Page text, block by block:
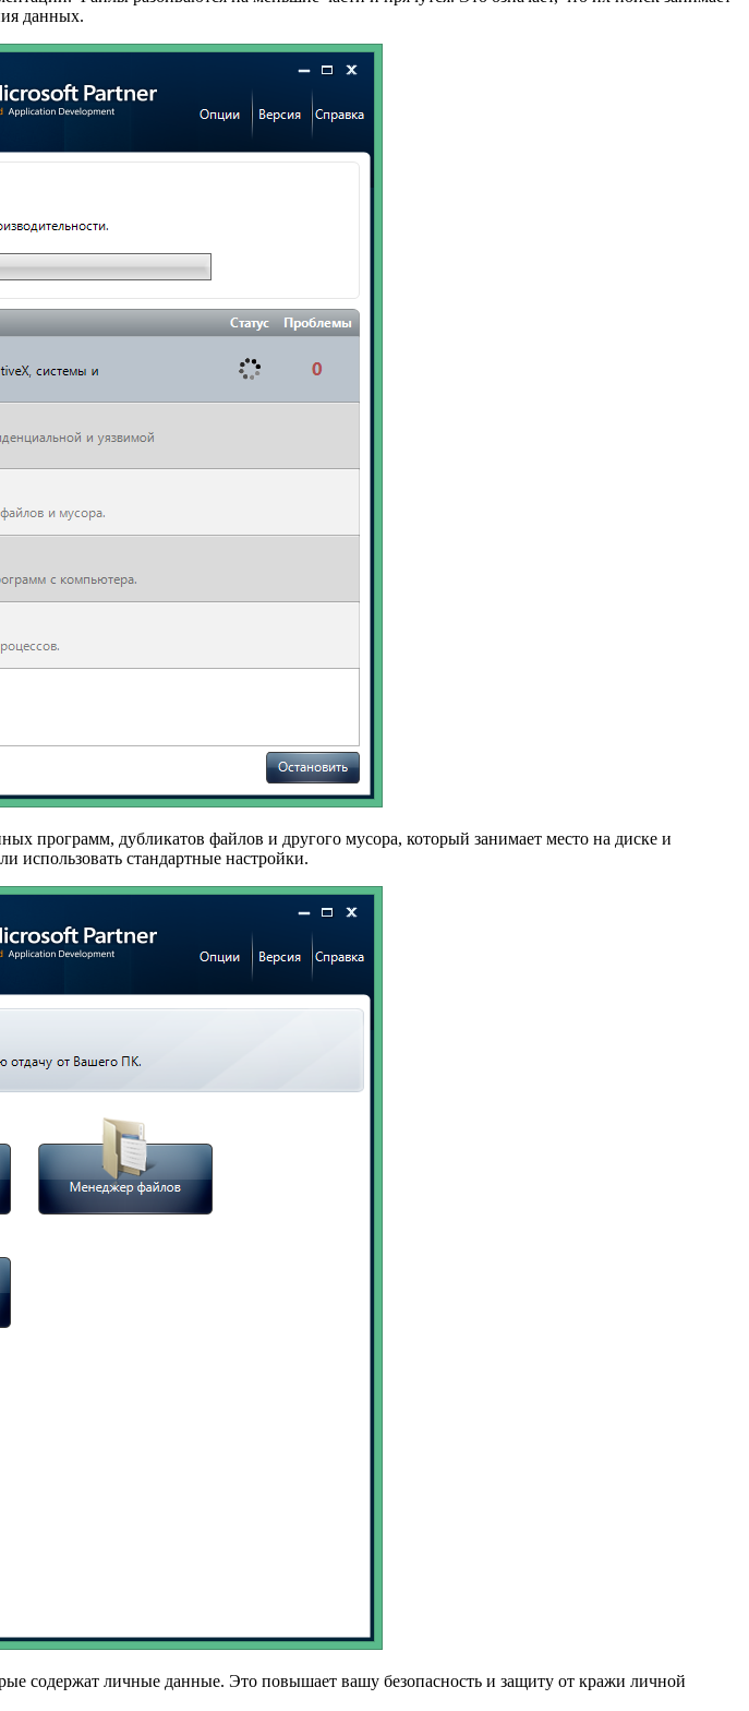
данных.
программ, дубликатов файлов и другого мусора, который занимает место на диске и
использовать стандартные настройки.
содержат личные данные. Это повышает вашу безопасность и защиту от кражи личной